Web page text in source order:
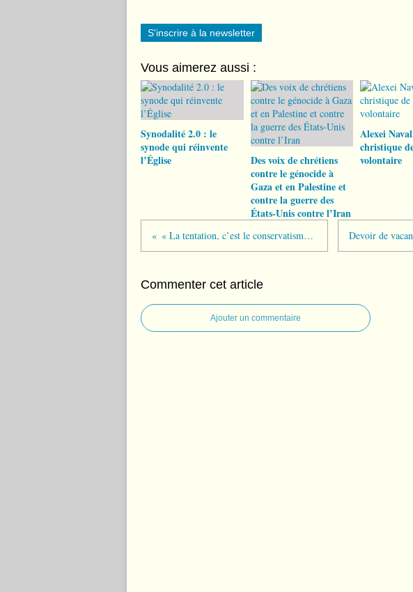
S'inscrire à la newsletter
Vous aimerez aussi :
Synodalité 2.0 : le
synode qui réinvente
l’Église
Des voix de chrétiens
contre le génocide à
Gaza et en Palestine et
contre la guerre des
États-Unis contre l’Iran
Alexei
christique
volontaire
« La tentation, c’est le conservatisme... »
Commenter cet article
Ajouter un commentaire